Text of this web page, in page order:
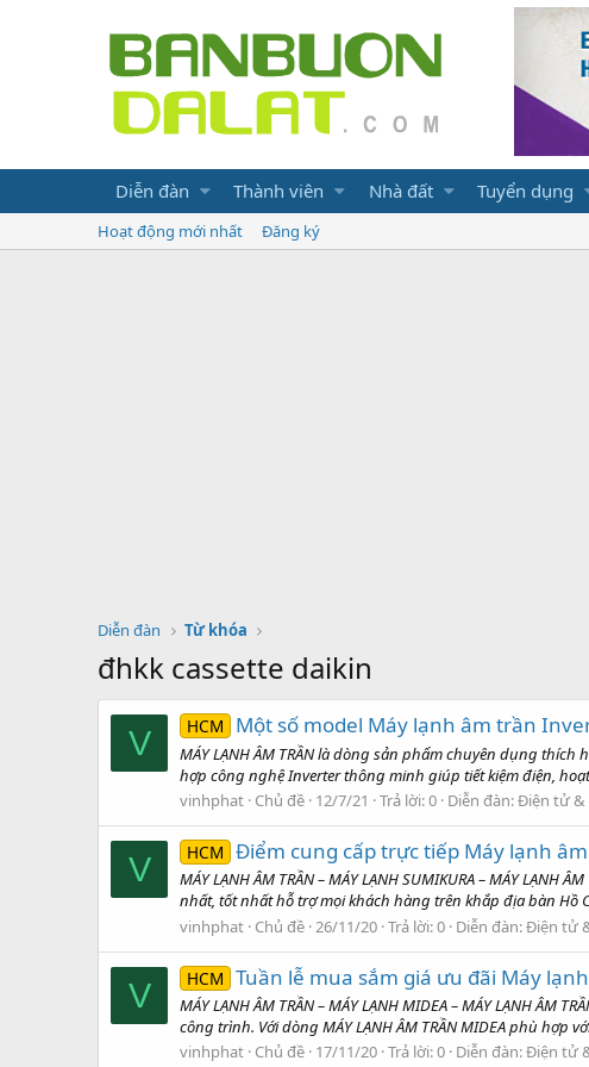
Diễn đàn Thành viên Nhà đất Tuyển dụng
Hoạt động mới nhất Đăng ký
Diễn đàn Từ khóa
đhkk cassette daikin
V HCM Một số model Máy lạnh âm trần
MÁY LẠNH ÂM TRẦN là dòng sản phẩm chuyên dụng
hợp công nghệ Inverter thông minh giúp tiết kiệm điện,
vinhphat Chủ đề 12/7/21 Trả lời: 0 Diễn đàn:Điện tử &
V HCM Điểm cung cấp trực tiếp Máy lạnh
MÁY LẠNH ÂM TRẦN – MÁY LẠNH SUMIKURA – MÁY
nhất, tốt nhất hỗ trợ mọi khách hàng trên khắp địa bàn Hồ
vinhphat Chủ đề 26/11/20 Trả lời: 0 Diễn đàn:Điện tử
V HCM Tuần lễ mua sắm giá ưu đãi Máy
MÁY LẠNH ÂM TRẦN – MÁY LẠNH MIDEA – MÁY LẠNH
công trình. Với dòng MÁY LẠNH ÂM TRẦN MIDEA phù
vinhphat Chủ đề 17/11/20 Trả lời: 0 Diễn đàn:Điện tử